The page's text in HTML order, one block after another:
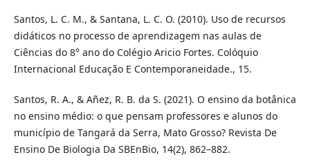
Santos, L. C. M., & Santana, L. C. O. (2010). Uso de recursos
didáticos no processo de aprendizagem nas aulas de
Ciências do 8° ano do Colégio Aricio Fortes. Colóquio
Internacional Educação E Contemporaneidade., 15.
Santos, R. A., & Añez, R. B. da S. (2021). O ensino da botânica
no ensino médio: o que pensam professores e alunos do
município de Tangará da Serra, Mato Grosso? Revista De
Ensino De Biologia Da SBEnBio, 14(2), 862–882.